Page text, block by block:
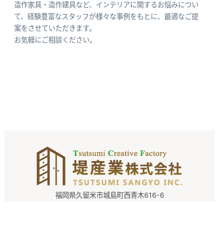
造作家具・造作建具など、インテリアに関するお悩みについ
て、経験豊富なスタッフが様々な事例をもとに、最適なご提
案をさせていただきます。
お気軽にご相談ください。
福岡県久留米市城島町西青木616-6